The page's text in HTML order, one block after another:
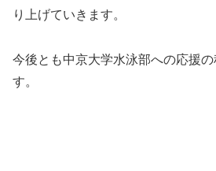
り上げていきます。
今後とも中京大学水泳部への応援
す。